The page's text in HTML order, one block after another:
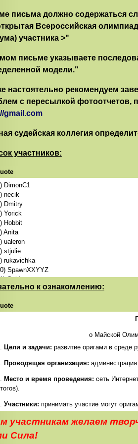
Amplion
Jaykidd
alorion
Допускается обсуждениесборок моделей
не повлияет на выявление победителей.
письма должно содержаться
Всероссийская
участника >"
письме указываете
модели."
настоятельно рекомендуем
с пересылкой фотоотчетов,
gmail.com
судейская коллегия
участников:
DimonC1
necik
Dmitry
Yorick
Hobbit
Anita
ualeron
stjulie
rukavichka
SpawnXXYYZ
Gold
CrazyAngel
koka
mcogon
tripiatrik
Dandi
Бат
Богатырь
lumix
sergio927
Vadim
к ознакомлению:
о Майской
Цели и задачи: развитие оригами в среде
Проводящая организация:
Место и время проведения: сеть
Участники: принимать участие могут
качеством НЕ ниже 480х480.
Регламент соревнований:
участникам желаем
Сила!